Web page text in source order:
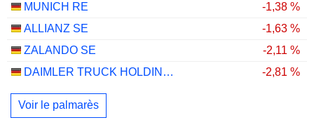
MUNICH RE
-1,38 %
ALLIANZ SE
-1,63 %
ZALANDO SE
-2,11 %
DAIMLER TRUCK HOLDING AG
-2,81 %
Voir le palmarès